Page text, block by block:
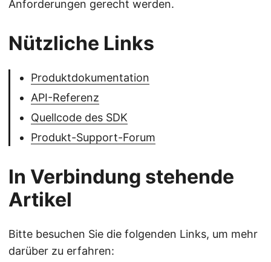
Anforderungen gerecht werden.
Nützliche Links
Produktdokumentation
API-Referenz
Quellcode des SDK
Produkt-Support-Forum
In Verbindung stehende
Artikel
Bitte besuchen Sie die folgenden Links, um mehr
darüber zu erfahren: